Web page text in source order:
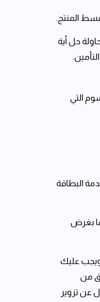
حل أية
التي
البطاقة
بغرض
ويجب عليك
من
عن تزوير